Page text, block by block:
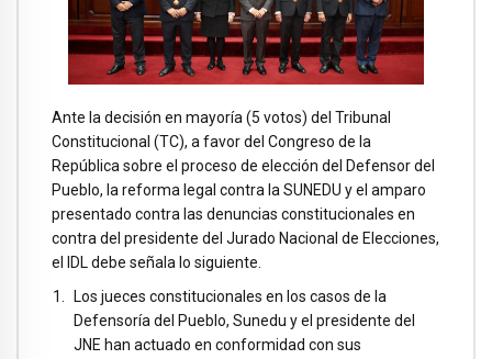
Ante la decisión en mayoría (5 votos) del Tribunal
Constitucional (TC), a favor del Congreso de la
República sobre el proceso de elección del Defensor del
Pueblo, la reforma legal contra la SUNEDU y el amparo
presentado contra las denuncias constitucionales en
contra del presidente del Jurado Nacional de Elecciones,
el IDL debe señala lo siguiente.
Los jueces constitucionales en los casos de la
Defensoría del Pueblo, Sunedu y el presidente del
JNE han actuado en conformidad con sus